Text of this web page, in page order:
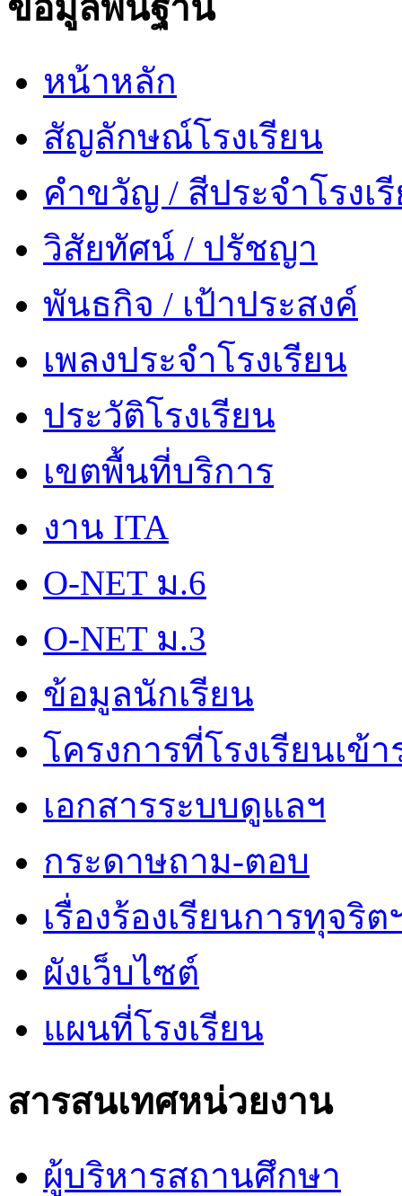
ข้อมูลพื้นฐาน
หน้าหลัก
สัญลักษณ์โรงเรียน
คำขวัญ / สีประจำโรงเ
วิสัยทัศน์ / ปรัชญา
พันธกิจ / เป้าประสงค์
เพลงประจำโรงเรียน
ประวัติโรงเรียน
เขตพื้นที่บริการ
งาน ITA
O-NET ม.6
O-NET ม.3
ข้อมูลนักเรียน
โครงการที่โรงเรียนเข้
เอกสารระบบดูแลฯ
กระดาษถาม-ตอบ
เรื่องร้องเรียนการทุจริต
ผังเว็บไซต์
แผนที่โรงเรียน
สารสนเทศหน่วยงาน
ผู้บริหารสถานศึกษา